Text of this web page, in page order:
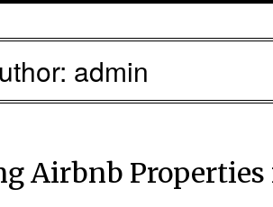
admin
Airbnb Properties